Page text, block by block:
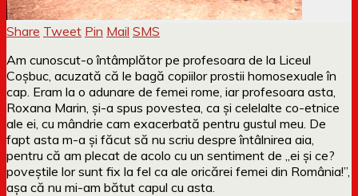
Share Tweet Pin Mail SMS
Am cunoscut-o întâmplător pe profesoara de la Liceul
Coșbuc, acuzată că le bagă copiilor prostii homosexuale în
cap. Eram la o adunare de femei rome, iar profesoara asta,
Roxana Marin, și-a spus povestea, ca și celelalte co-etnice
ale ei, cu mândrie cam exacerbată pentru gustul meu. De
fapt asta m-a și făcut să nu scriu despre întâlnirea aia,
pentru că am plecat de acolo cu un sentiment de „ei și ce?
poveștile lor sunt fix la fel ca ale oricărei femei din România!”,
așa că nu mi-am bătut capul cu asta.